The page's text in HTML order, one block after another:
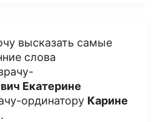
высказать самые
слова
Екатерине
ординатору Карине
.